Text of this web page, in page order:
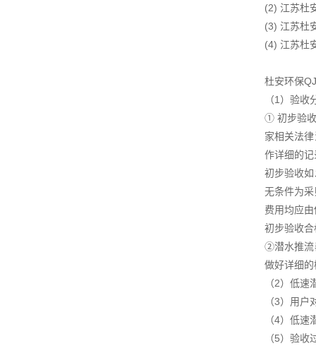
(2) 江苏杜
(3) 江苏杜
(4) 江苏杜
杜安环保
（1）验
① 初步验收
家相关法
作详细的记
初步验收
无条件为
费用均应
初步验收
②潜水推流
做好详细
（2）低
（3）用
（4）低
（5）验